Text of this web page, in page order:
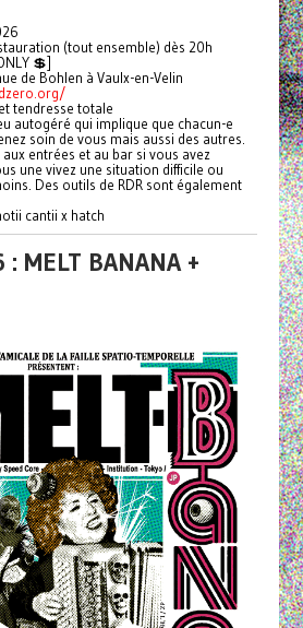
(tout ensemble) dès 20h
💲]
de Bohlen à Vaulx-en-Velin
tendresse totale
autogéré qui implique que chacun-e
soin de vous mais aussi des autres.
entrées et au bar si vous avez
une vivez une situation difficile ou
Des outils de RDR sont également
cantii x hatch
MELT BANANA +